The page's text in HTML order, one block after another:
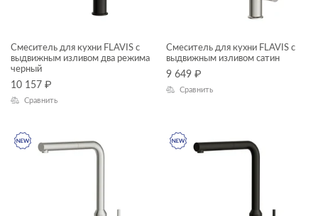
Смеситель для кухни FLAVIS с
выдвижным изливом два режима
черный
10 157 ₽
Сравнить
Смеситель для кухни FLAVIS с
выдвижным изливом сатин
9 649 ₽
Сравнить